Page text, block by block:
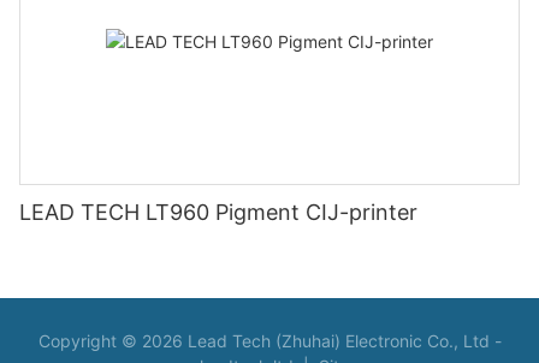
LEAD TECH LT960 Pigment CIJ-printer
Copyright © 2026 Lead Tech (Zhuhai) Electronic Co., Ltd -